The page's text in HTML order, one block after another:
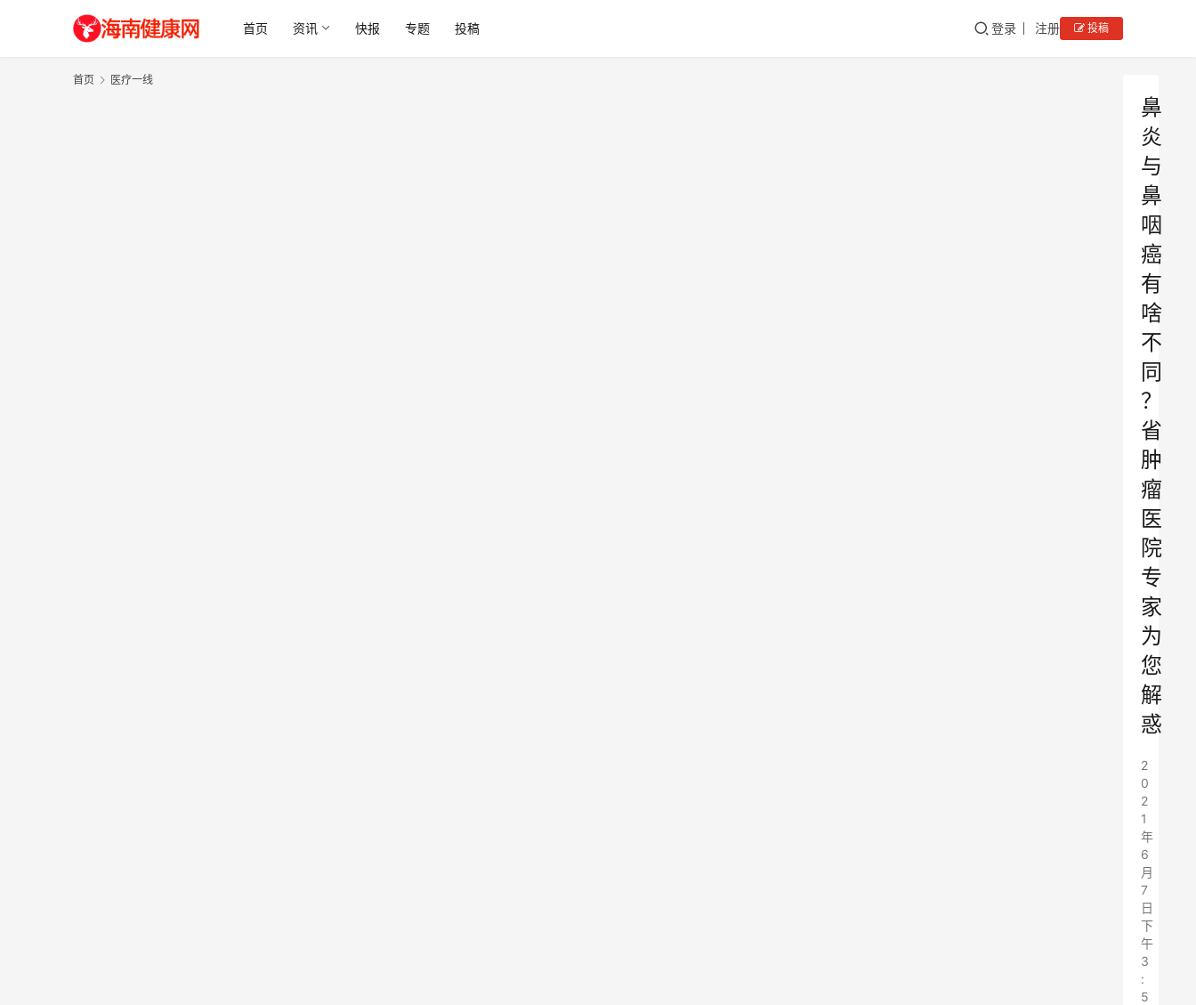
首页 资讯 快报 专题 投稿 登录 注册 投稿
首页 医疗一线
鼻
炎
与
鼻
咽
癌
有
啥
不
同
？
省
肿
瘤
医
院
专
家
为
您
解
惑
2
0
2
1
年
6
月
7
日
下
午
3
:
5